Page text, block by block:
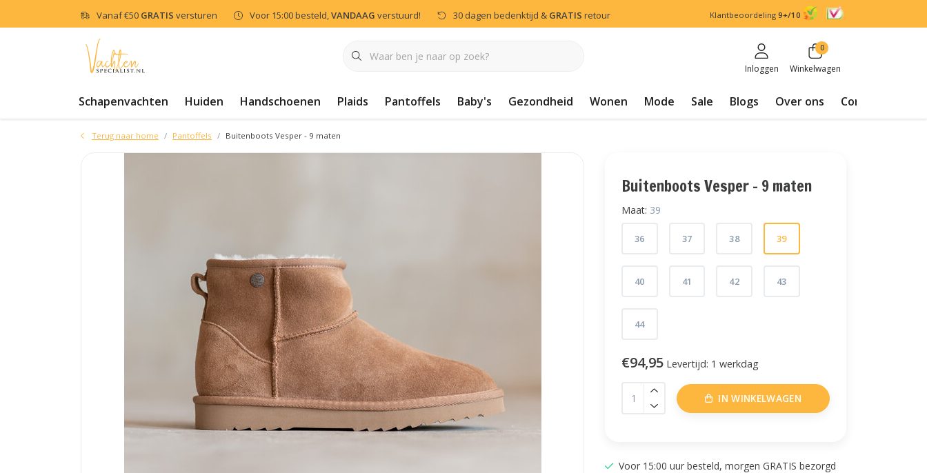
Vanaf€50 GRATIS versturen Voor 15:00 besteld,VANDAAG verstuurd! 30 dagen bedenktijd & GRATIS retour Klantbeoordeling 9+/10
Inloggen
0
Winkelwagen
Schapenvachten Huiden Handschoenen Plaids Pantoffels Baby's Gezondheid Wonen Mode Sale Blogs Over ons Contact
Terug naar home Pantoffels Buitenboots Vesper - 9 maten
Buitenboots Vesper - 9 maten
Maat: 39
36 37 38 39
40 41 42 43
44
€94,95 Levertijd: 1 werkdag
IN WINKELWAGEN
Voor 15:00 uur besteld, morgen GRATIS bezorgd